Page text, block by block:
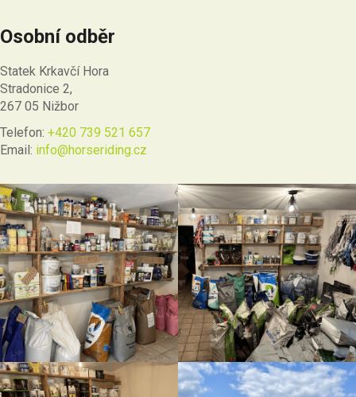
Osobní odběr
Statek Krkavčí Hora
Stradonice 2,
267 05 Nižbor
Telefon: +420 739 521 657
Email: info@horseriding.cz